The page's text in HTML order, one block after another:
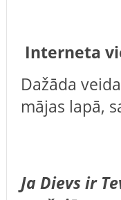
Interneta
Dažāda
mājas lapā,
Ja Dievs ir